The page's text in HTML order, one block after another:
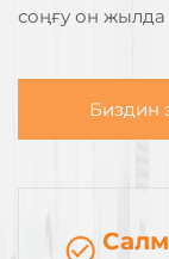
соңғу он
Биздин